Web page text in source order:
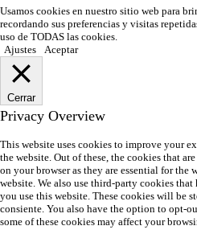
Usamos cookies en nuestro sitio web para
recordando sus preferencias y visitas
uso de TODAS las cookies.
Ajustes
Aceptar
Cerrar
Privacy Overview
This website uses cookies to improve your
the website. Out of these, the cookies that
on your browser as they are essential for
website. We also use third-party cookies
you use this website. These cookies will be
consiente. You also have the option to opt-
some of these cookies may affect your